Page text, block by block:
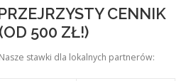
CENNIK
500 ZŁ!)
stawki dla lokalnych partnerów: